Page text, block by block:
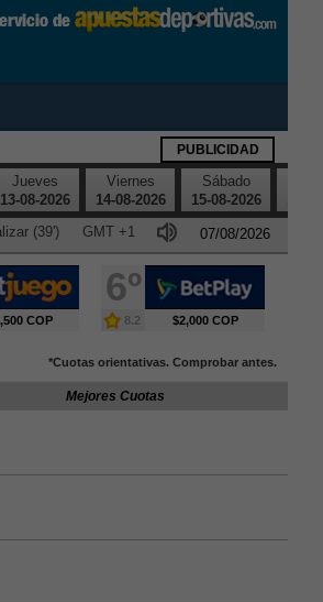
PUBLICIDAD
Jueves
13-08-2026
Viernes
14-08-2026
Sábado
15-08-2026
GMT +1
(38')
COP
6º
8.2 $2,000 COP
*Cuotas orientativas. Comprobar antes.
Mejores Cuotas